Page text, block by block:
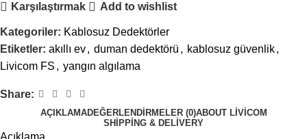
Karşılaştırmak Add to wishlist
Kategoriler: Kablosuz Dedektörler
Etiketler: akıllı ev, duman dedektörü , kablosuz güvenlik,
Livicom FS , yangın algılama
Share:
AÇIKLAMADEĞERLENDIRMELER (0)ABOUT LIVICOM
SHIPPING & DELIVERY
Açıklama